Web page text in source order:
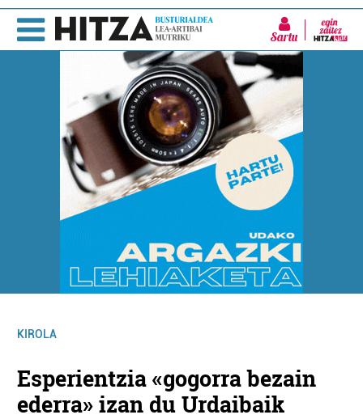
Sartu
KIROLA
Esperientzia «gogorra bezain
ederra» izan du Urdaibaik